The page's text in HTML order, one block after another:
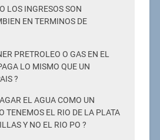
LOS INGRESOS SON
EN TERMINOS DE
PRETROLEO O GAS EN EL
LO MISMO QUE UN
?
EL AGUA COMO UN
TENEMOS EL RIO DE LA PLATA
Y NO EL RIO PO ?